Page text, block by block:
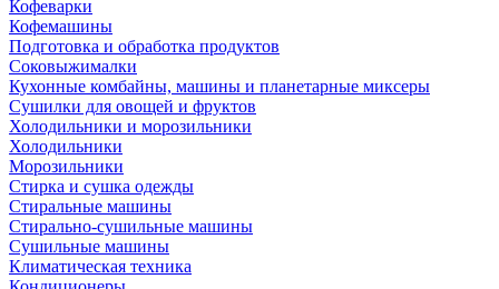
Кофеварки
Кофемашины
Подготовка и обработка продуктов
Соковыжималки
Кухонные комбайны, машины и планетарные миксеры
Сушилки для овощей и фруктов
Холодильники и морозильники
Холодильники
Морозильники
Стирка и сушка одежды
Стиральные машины
Стирально-сушильные машины
Сушильные машины
Климатическая техника